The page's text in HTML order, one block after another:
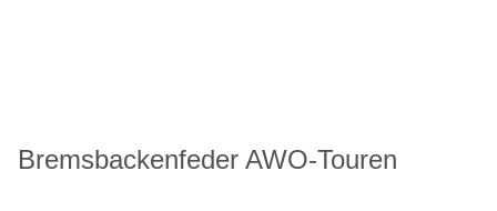
Bremsbackenfeder AWO-Touren